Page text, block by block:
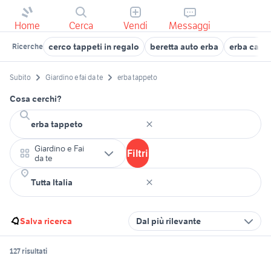
Home Cerca Vendi Messaggi
Ricerche cerco tappeti in regalo beretta auto erba erba
Subito Giardino e fai da te erba tappeto
Cosa cerchi?
Giardino e Fai
da te
Filtri
Salva ricerca Dal più rilevante
127 risultati